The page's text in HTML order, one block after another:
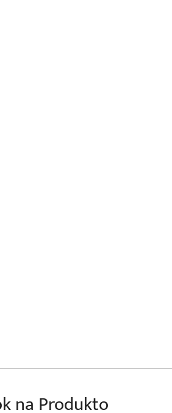
na Produkto